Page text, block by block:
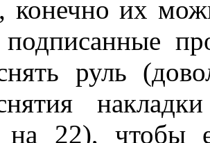
конечно их
руль
на 22), чтобы